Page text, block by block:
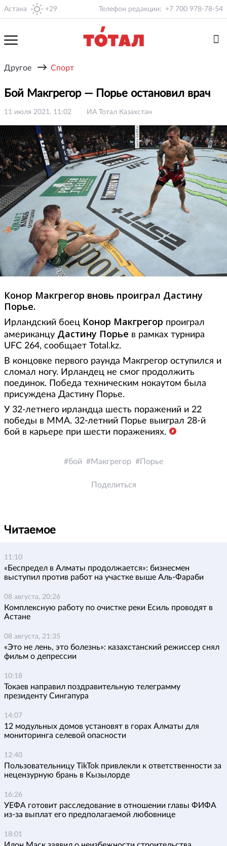
Астана +29 Телефон редакции: +7 700 978-78-54
Другое → Спорт
Бой Макгрегор — Порье остановил врач
11 июля 2021, 11:02 ИА Тотал Казахстан
Конор Макгрегор вновь проиграл Дастину
Порье.
Ирландский боец Конор Макгрегор проиграл
американцу Дастину Порье в рамках турнира
UFC 264, сообщает Total.kz.
В концовке первого раунда Макгрегор оступился и
сломал ногу. Ирландец не смог продолжить
поединок. Победа техническим нокаутом была
присуждена Дастину Порье.
У 32-летнего ирландца шесть поражений и 22
победы в ММА. 32-летний Порье выиграл 28-й
бой в карьере при шести поражениях.
бой Макгрегор Порье
Поделиться
Читаемое
11:10
«Беспредел в Алматы продолжается»: бизнесмен
выступил против работ на участке выше Аль-Фараби
08 августа, 20:26
Комплексную работу по очистке реки Есиль проводят в
Астане
08 августа, 21:35
«Это не лень, это болезнь»: казахстанский режиссер снял
фильм о депрессии
10:18
Токаев направил поздравительную телеграмму
президенту Сингапура
14:07
12 модульных домов установят в горах Алматы для
мониторинга селевой опасности
12:40
Пользовательницу TikTok привлекли к ответственности за
нецензурную брань в Кызылорде
16:26
УЕФА готовит расследование в отношении главы ФИФА
из-за выплат его предполагаемой любовнице
18:01